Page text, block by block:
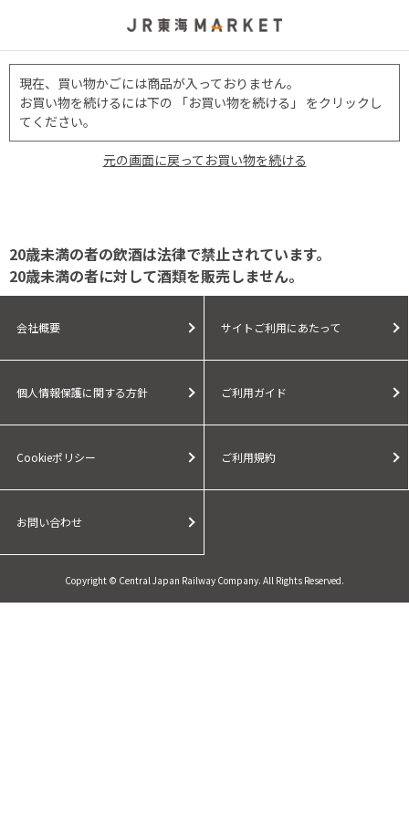
現在、買い物かごには商品が入っておりません。
お買い物を続けるには下の 「お買い物を続ける」 をクリックし
てください。
元の画面に戻ってお買い物を続ける
20歳未満の者の飲酒は法律で禁止されています。
20歳未満の者に対して酒類を販売しません。
会社概要 サイトご利用にあたって
個人情報保護に関する方針 ご利用ガイド
Cookieポリシー ご利用規約
お問い合わせ
Copyright © Central Japan Railway Company. All Rights Reserved.